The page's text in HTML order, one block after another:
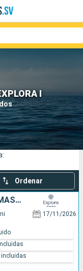
I
Compañías
Ordenar
MÉXICO, HONDURAS, BELICE, BAHAMAS, ESTADOS UNIDOS
17/11/2026